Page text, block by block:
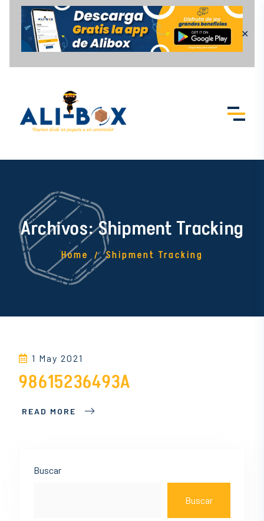
Skip to content
✕
Archivos:Shipment Tracking
Home Shipment Tracking
1 May 2021
98615236493A
READ MORE
Buscar
Buscar